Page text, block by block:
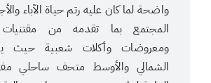
واضحة لما كان عليه رتم حياة الآباء
المجتمع بما تقدمه من مقتنيات
ومعروضات وأكلات شعبية حيث
الشمالي والأوسط متحف ساحلي